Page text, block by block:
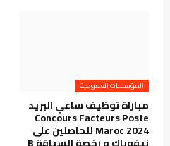
المؤسسات العمومية
مباراة توظيف ساعي البريد
Concours Facteurs Poste
Maroc 2024 للحاصلين على